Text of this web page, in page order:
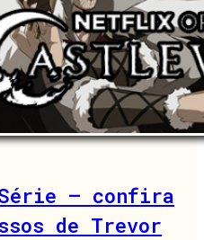
– confira
de Trevor